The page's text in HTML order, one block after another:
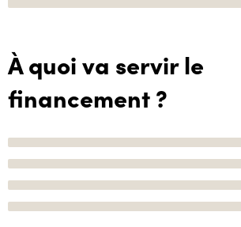
À quoi va servir le
financement ?